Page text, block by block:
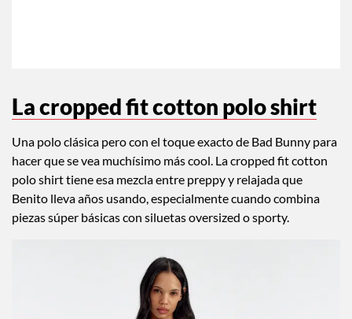
La cropped fit cotton polo shirt
Una polo clásica pero con el toque exacto de Bad Bunny para
hacer que se vea muchísimo más cool. La cropped fit cotton
polo shirt tiene esa mezcla entre preppy y relajada que
Benito lleva años usando, especialmente cuando combina
piezas súper básicas con siluetas oversized o sporty.